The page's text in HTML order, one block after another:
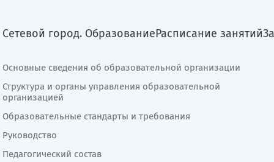
Сетевой город. ОбразованиеРасписание занятий
Основные сведения об образовательной организации
Структура и органы управления образовательной
организацией
Образовательные стандарты и требования
Руководство
Педагогический состав